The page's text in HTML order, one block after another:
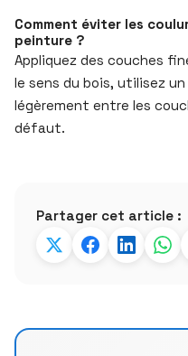
Comment éviter les
peinture ?
Appliquez des couches
le sens du bois, utilisez
légèrement entre les
défaut.
Partager cet article :